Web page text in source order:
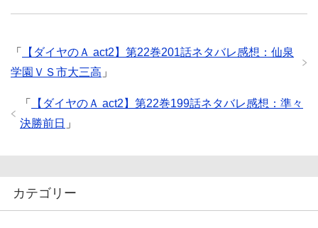
「
【ダイヤのＡ act2】第22巻201話ネタバレ感想：仙泉
学園ＶＳ市大三高 」
「
【ダイヤのＡ act2】第22巻199話ネタバレ感想：準々
決勝前日 」
カテゴリー